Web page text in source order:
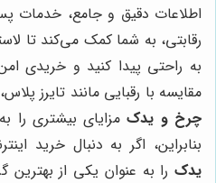
اطلاعات دقیق و جامع، خدمات
رقابتی، به شما کمک می‌کند تا
به راحتی پیدا کنید و خریدی
مقایسه با رقبایی مانند تایرز
چرخ و یدکمزایای بیشتری را
بنابراین، اگر به دنبال خرید
یدک را به عنوان یکی از